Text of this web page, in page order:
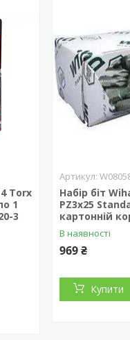
Torx
1
3
Набір біт
РZ3х25
картонній
В наявності
969 ₴
Купити